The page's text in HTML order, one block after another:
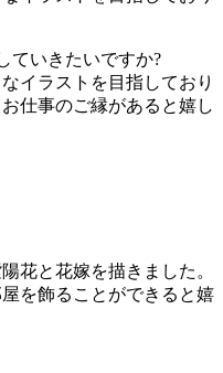
ていきたいですか?
イラストを目指しており
仕事のご縁があると嬉し
花と花嫁を描きました。
を飾ることができると嬉